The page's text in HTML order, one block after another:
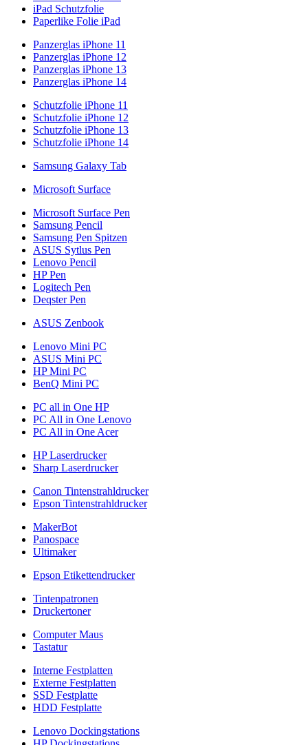
iPad Schutzfolie
Paperlike Folie iPad
Panzerglas iPhone 11
Panzerglas iPhone 12
Panzerglas iPhone 13
Panzerglas iPhone 14
Schutzfolie iPhone 11
Schutzfolie iPhone 12
Schutzfolie iPhone 13
Schutzfolie iPhone 14
Samsung Galaxy Tab
Microsoft Surface
Microsoft Surface Pen
Samsung Pencil
Samsung Pen Spitzen
ASUS Sytlus Pen
Lenovo Pencil
HP Pen
Logitech Pen
Deqster Pen
ASUS Zenbook
Lenovo Mini PC
ASUS Mini PC
HP Mini PC
BenQ Mini PC
PC all in One HP
PC All in One Lenovo
PC All in One Acer
HP Laserdrucker
Sharp Laserdrucker
Canon Tintenstrahldrucker
Epson Tintenstrahldrucker
MakerBot
Panospace
Ultimaker
Epson Etikettendrucker
Tintenpatronen
Druckertoner
Computer Maus
Tastatur
Interne Festplatten
Externe Festplatten
SSD Festplatte
HDD Festplatte
Lenovo Dockingstations